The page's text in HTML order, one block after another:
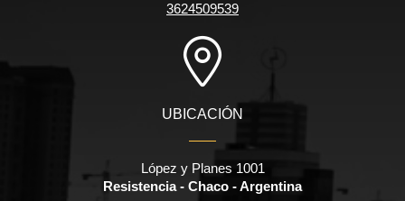
3624509539
UBICACIÓN
López y Planes 1001
Resistencia - Chaco - Argentina